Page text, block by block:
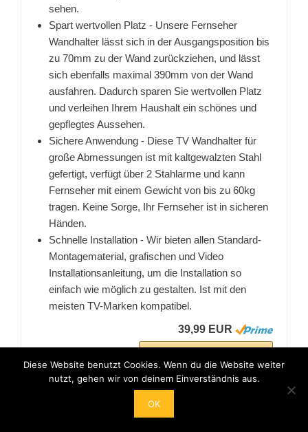
sehen.
Spart wertvollen Platz - Unsere Fernseher
Wandhalter lässt sich in der Ausgangsposition bis
zu 70mm zu der Wand zurückziehen, und lässt
sich ebenfalls maximal 390mm von der Wand
ausfahren. Dadurch sparen Sie wertvollen Platz
und verleihen Ihrem Haushalt ein schönes und
gepflegtes Aussehen.
Sichere Anwendung - Diese TV Wandhalter für
große Abmessungen ist mit kaltgewalzten Stahl
gefertigt, verfügt über 2 Stahlarme und kann
Fernseher mit einem Gewicht von bis zu 60kg
tragen. Keine Sorge, Ihr Fernseher ist in sicheren
Händen.
Schnelle Installation - Wir bieten allen Standard-
Montagematerial, grafischen und Video
Installationsanleitung, um die Installation so
einfach wie möglich zu gestalten. Ist mit den
meisten TV-Marken kompatibel.
39,99 EUR
Diese Website benutzt Cookies. Wenn du die Website weiter
nutzt, gehen wir von deinem Einverständnis aus.
OK